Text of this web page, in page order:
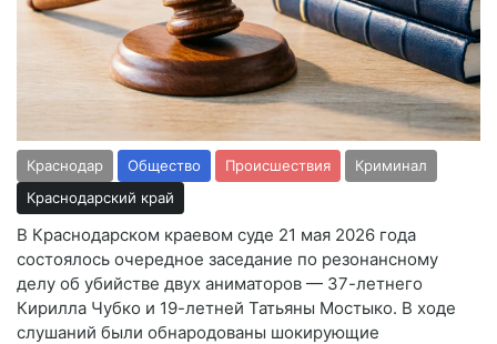
Краснодар Общество Происшествия
Криминал
Краснодарский край
В Краснодарском краевом суде 21 мая 2026 года
состоялось очередное заседание по резонансному
делу об убийстве двух аниматоров — 37-летнего
Кирилла Чубко и 19-летней Татьяны Мостыко. В ходе
слушаний были обнародованы шокирующие